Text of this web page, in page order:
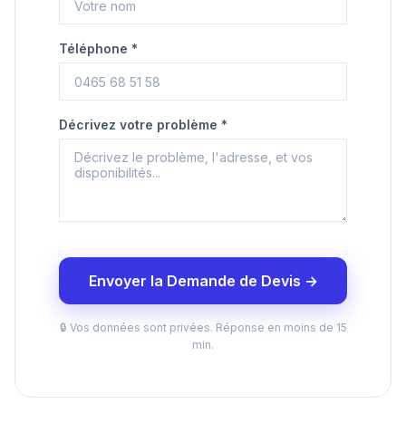
Téléphone *
Décrivez votre problème *
Envoyer la Demande de Devis →
🔒 Vos données sont privées. Réponse en moins de 15
min.